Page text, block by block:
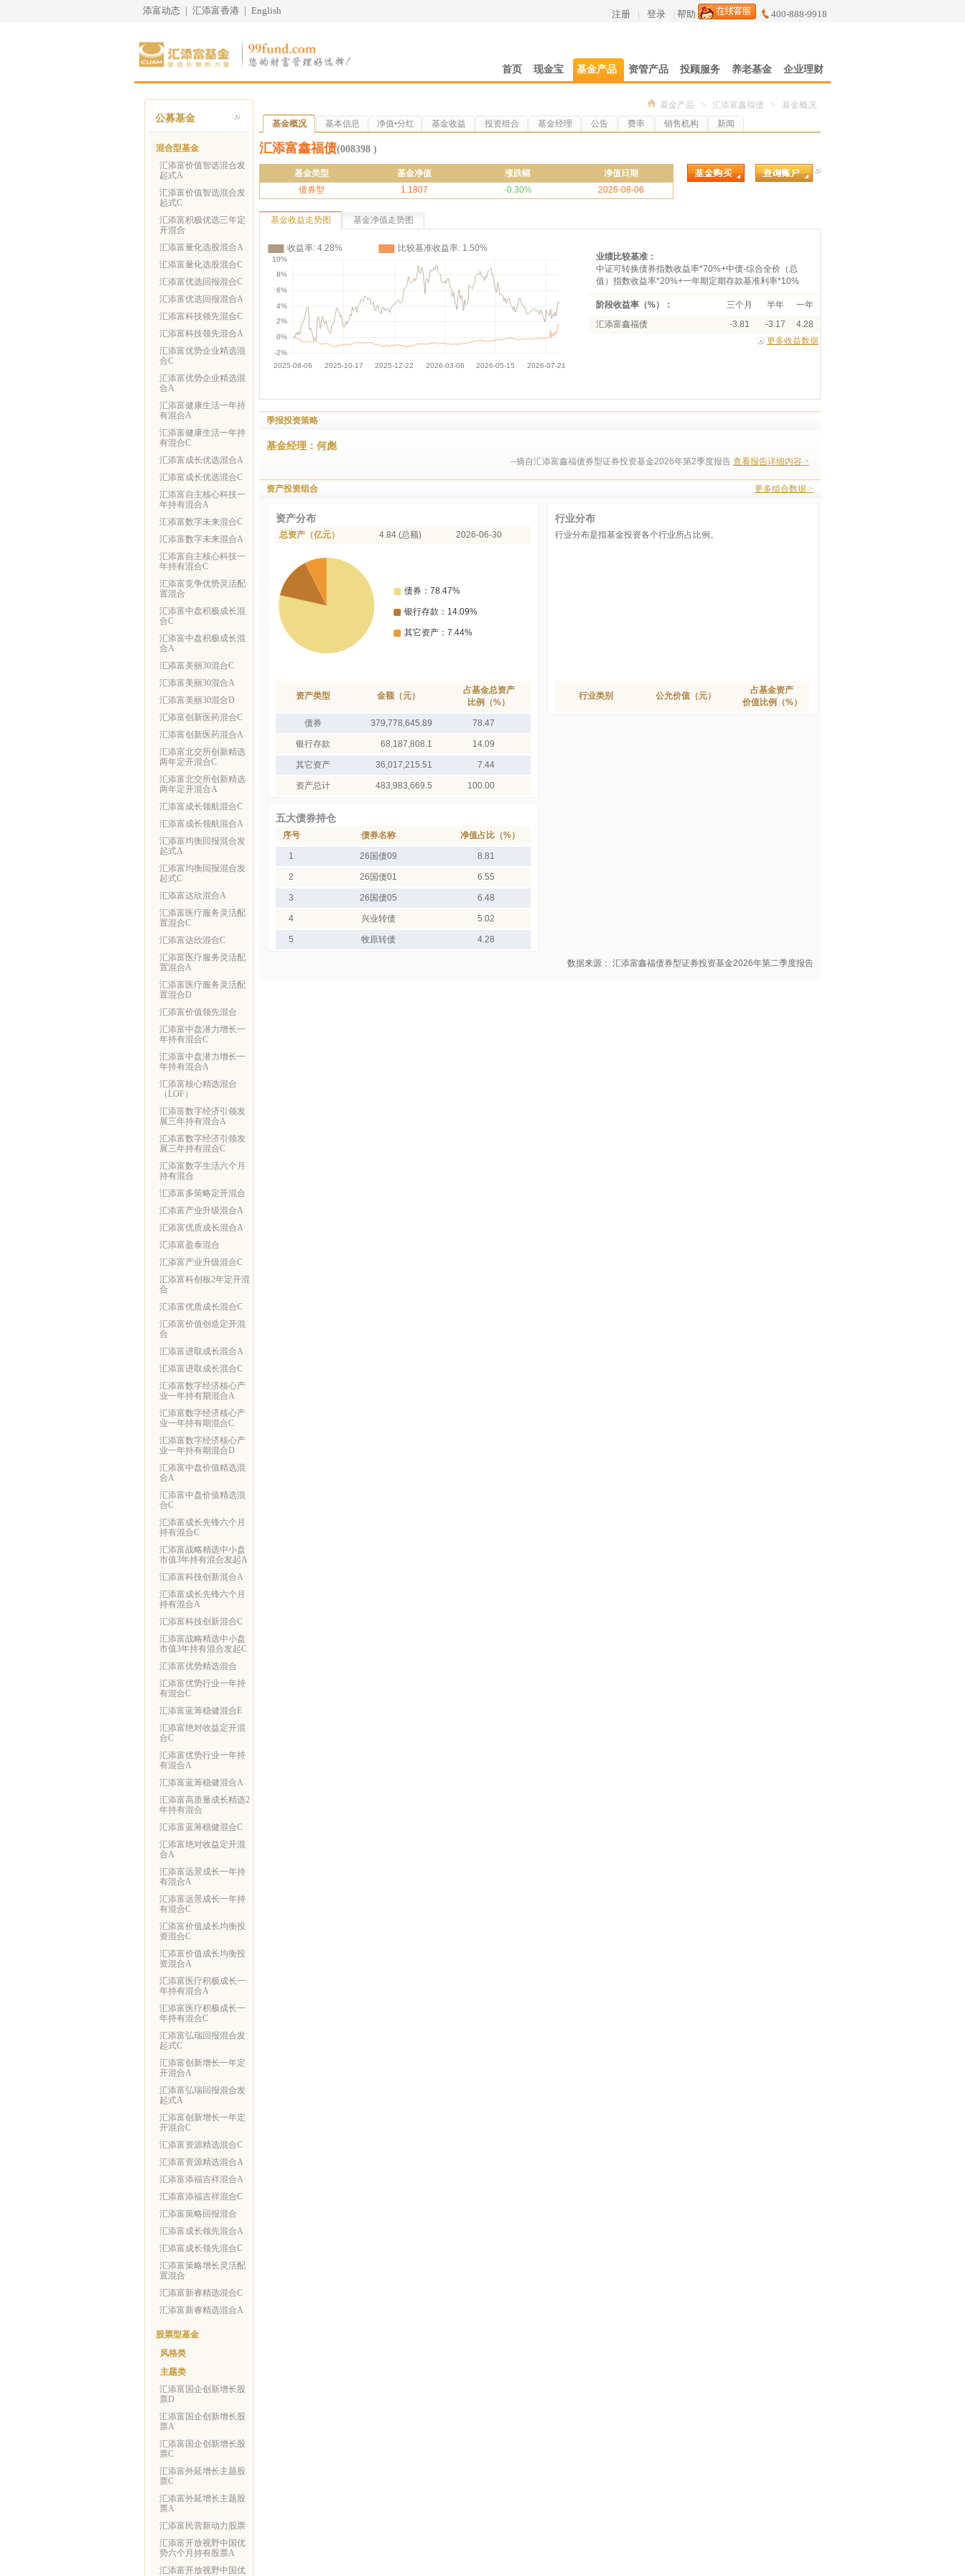
添富动态 | 汇添富香港 | English 注册 | 登录 | 帮助 400-888-9918
首页 现金宝 基金产品 资管产品 投顾服务 养老基金 企业理财
公募基金
混合型基金
汇添富价值智选混合发
起式A
汇添富价值智选混合发
起式C
汇添富积极优选三年定
开混合
汇添富量化选股混合A
汇添富量化选股混合C
汇添富优选回报混合C
汇添富优选回报混合A
汇添富科技领先混合C
汇添富科技领先混合A
汇添富优势企业精选混
合C
汇添富优势企业精选混
合A
汇添富健康生活一年持
有混合A
汇添富健康生活一年持
有混合C
汇添富成长优选混合A
汇添富成长优选混合C
汇添富自主核心科技一
年持有混合A
汇添富数字未来混合C
汇添富数字未来混合A
汇添富自主核心科技一
年持有混合C
汇添富竞争优势灵活配
置混合
汇添富中盘积极成长混
合C
汇添富中盘积极成长混
合A
汇添富美丽30混合C
汇添富美丽30混合A
汇添富美丽30混合D
汇添富创新医药混合C
汇添富创新医药混合A
汇添富北交所创新精选
两年定开混合C
汇添富北交所创新精选
两年定开混合A
汇添富成长领航混合C
汇添富成长领航混合A
汇添富均衡回报混合发
起式A
汇添富均衡回报混合发
起式C
汇添富达欣混合A
汇添富医疗服务灵活配
置混合C
汇添富达欣混合C
汇添富医疗服务灵活配
置混合A
汇添富医疗服务灵活配
置混合D
汇添富价值领先混合
汇添富中盘潜力增长一
年持有混合C
汇添富中盘潜力增长一
年持有混合A
汇添富核心精选混合
（LOF）
汇添富数字经济引领发
展三年持有混合A
汇添富数字经济引领发
展三年持有混合C
汇添富数字生活六个月
持有混合
汇添富多策略定开混合
汇添富产业升级混合A
汇添富优质成长混合A
汇添富盈泰混合
汇添富产业升级混合C
汇添富科创板2年定开混
合
汇添富优质成长混合C
汇添富价值创造定开混
合
汇添富进取成长混合A
汇添富进取成长混合C
汇添富数字经济核心产
业一年持有期混合A
汇添富数字经济核心产
业一年持有期混合C
汇添富数字经济核心产
业一年持有期混合D
汇添富中盘价值精选混
合A
汇添富中盘价值精选混
合C
汇添富成长先锋六个月
持有混合C
汇添富战略精选中小盘
市值3年持有混合发起A
汇添富科技创新混合A
汇添富成长先锋六个月
持有混合A
汇添富科技创新混合C
汇添富战略精选中小盘
市值3年持有混合发起C
汇添富优势精选混合
汇添富优势行业一年持
有混合C
汇添富蓝筹稳健混合E
汇添富绝对收益定开混
合C
汇添富优势行业一年持
有混合A
汇添富蓝筹稳健混合A
汇添富高质量成长精选2
年持有混合
汇添富蓝筹稳健混合C
汇添富绝对收益定开混
合A
汇添富远景成长一年持
有混合A
汇添富远景成长一年持
有混合C
汇添富价值成长均衡投
资混合C
汇添富价值成长均衡投
资混合A
汇添富医疗积极成长一
年持有混合A
汇添富医疗积极成长一
年持有混合C
汇添富弘瑞回报混合发
起式C
汇添富创新增长一年定
开混合A
汇添富弘瑞回报混合发
起式A
汇添富创新增长一年定
开混合C
汇添富资源精选混合C
汇添富资源精选混合A
汇添富添福吉祥混合A
汇添富添福吉祥混合C
汇添富策略回报混合
汇添富成长领先混合A
汇添富成长领先混合C
汇添富策略增长灵活配
置混合
汇添富新睿精选混合C
汇添富新睿精选混合A
股票型基金
风格类
主题类
汇添富国企创新增长股
票D
汇添富国企创新增长股
票A
汇添富国企创新增长股
票C
汇添富外延增长主题股
票C
汇添富外延增长主题股
票A
汇添富民营新动力股票
汇添富开放视野中国优
势六个月持有股票A
汇添富开放视野中国优
基金产品 > 汇添富鑫福债 > 基金概况
基金概况 基本信息 净值•分红 基金收益 投资组合 基金经理 公告 费率 销售机构 新闻
汇添富鑫福债(008398 )
基金类型 基金净值 涨跌幅
净值日期
债券型
1.1807 -0.30% 2026-08-06
基金收益走势图 基金净值走势图
业绩比较基准：
中证可转换债券指数收益率*70%+中债-综合全价（总
值）指数收益率*20%+一年期定期存款基准利率*10%
阶段收益率（%）： 三个月 半年 一年
汇添富鑫福债 -3.81 -3.17
4.28
更多收益数据
季报投资策略
基金经理：何彪
--摘自汇添富鑫福债券型证券投资基金2026年第2季度报告 查看报告详细内容 >
资产投资组合 更多组合数据 >
资产分布
总资产（亿元） 4.84 (总额) 2026-06-30
资产类型 金额（元）
占基金总资产
比例（%）
债券 379,778,645.89 78.47
银行存款 68,187,808.1 14.09
其它资产 36,017,215.51 7.44
资产总计 483,983,669.5 100.00
行业分布
行业分布是指基金投资各个行业所占比例。
行业类别 公允价值（元）
占基金资产
价值比例（%）
五大债券持仓
序号 债券名称 净值占比（%）
1 26国债09 8.81
2 26国债01 6.55
3 26国债05 6.48
4 兴业转债 5.02
5 牧原转债 4.28
数据来源： 汇添富鑫福债券型证券投资基金2026年第二季度报告